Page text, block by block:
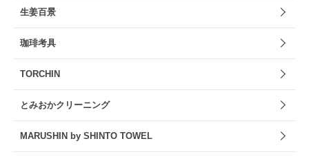
生姜百景
珈琲考具
TORCHIN
とみおかクリーニング
MARUSHIN by SHINTO TOWEL